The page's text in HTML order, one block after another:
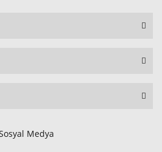
Medya